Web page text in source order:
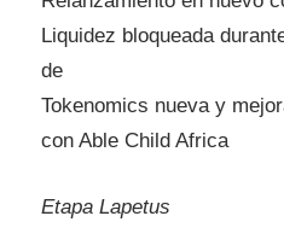
Liquidez bloqueada
de
Tokenomics nueva y
con Able Child Africa
Etapa Lapetus